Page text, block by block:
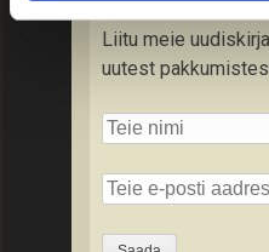
Liitu meie
uutest